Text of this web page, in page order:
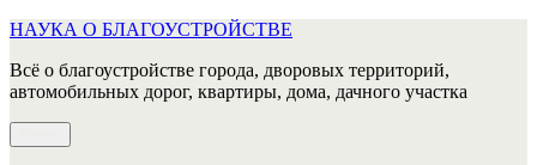
Перейти
содержимому
НАУКА О БЛАГОУСТРОЙСТВЕ
Всё о благоустройстве города, дворовых территорий,
автомобильных дорог, квартиры, дома, дачного участка